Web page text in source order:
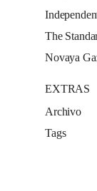
The
Novaya
EXTRAS
Archivo
Tags